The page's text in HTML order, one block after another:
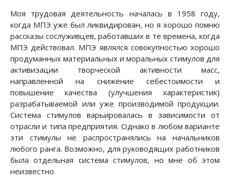
Моя трудовая деятельность началась в 1958 году,
когда МПЭ уже был ликвидирован, но я хорошо помню
рассказы сослуживцев, работавших в те времена, когда
МПЭ действовал. МПЭ являлся совокупностью хорошо
продуманных материальных и моральных стимулов для
активизации творческой активности масс,
направленной на снижение себестоимости и
повышение качества (улучшения характеристик)
разрабатываемой или уже производимой продукции.
Система стимулов варьировалась в зависимости от
отрасли и типа предприятия. Однако в любом варианте
эти стимулы не распространялись на начальников
любого ранга. Возможно, для руководящих работников
была отдельная система стимулов, но мне об этом
неизвестно.